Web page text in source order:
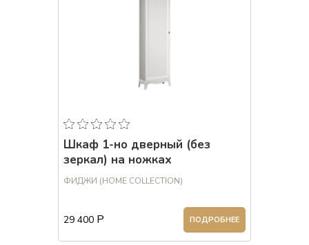
Шкаф 1-но дверный (без
зеркал) на ножках
ФИДЖИ (HOME COLLECTION)
29 400 Р ПОДРОБНЕЕ